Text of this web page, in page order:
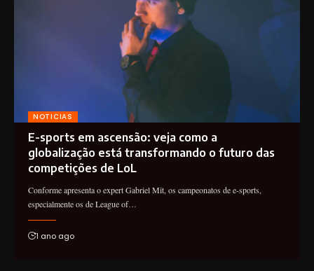
NOTICIAS
E-sports em ascensão: veja como a
globalização está transformando o futuro das
competições de LoL
Conforme apresenta o expert Gabriel Mit, os campeonatos de e-sports,
especialmente os de League of…
1 ano ago